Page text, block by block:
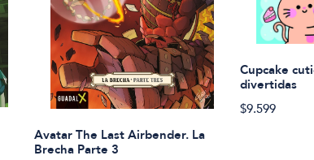
Avatar The Last Airbender. La
Brecha Parte 3
Cupcake
divertidas
$9.599